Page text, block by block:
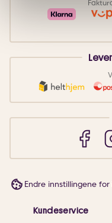
Endre innstillingene
Kundeservice